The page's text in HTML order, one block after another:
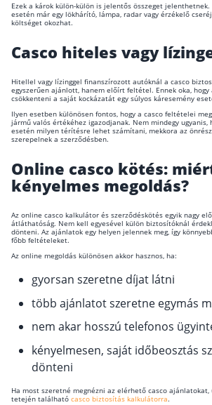
Ezek a károk külön-külön is jelentős összeget
esetén már egy lökhárító, lámpa, radar vagy érzékelő
költséget okozhat.
Casco hiteles vagy
Hitellel vagy lízinggel finanszírozott autóknál a casco
egyszerűen ajánlott, hanem előírt feltétel. Ennek oka,
csökkenteni a saját kockázatát egy súlyos káresemény
Ilyen esetben különösen fontos, hogy a casco feltételei
jármű valós értékéhez igazodjanak. Nem mindegy ugyanis,
esetén milyen térítésre lehet számítani, mekkora az
szerepelnek a szerződésben.
Online casco kötés:
kényelmes megoldás?
Az online casco kalkulátor és szerződéskötés egyik nagy
átláthatóság. Nem kell egyesével külön biztosítóknál
dönteni. Az ajánlatok egy helyen jelennek meg, így
főbb feltételeket.
Az online megoldás különösen akkor hasznos, ha:
gyorsan szeretne díjat látni
több ajánlatot szeretne egymás
nem akar hosszú telefonos
kényelmesen, saját időbeosztás
dönteni
Ha most szeretné megnézni az elérhető casco ajánlatokat,
tetején található casco biztosítás kalkulátorra.